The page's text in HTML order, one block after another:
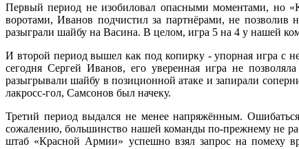
Первый период не изобиловал опасными моментами, но
воротами, Иванов подчистил за партнёрами, не
разыграли шайбу на Васина. В целом, игра 5 на 4 у нашей
И второй период вышел как под копирку - упорная игра с
сегодня Сергей Иванов, его уверенная игра не
разыгрывали шайбу в позиционной атаке и запирали
лакросс-гол, Самсонов был начеку.
Третий период выдался не менее напряжённым.
сожалению, большинство нашей команды по-прежнему не
штаб «Красной Армии» успешно взял запрос на помеху